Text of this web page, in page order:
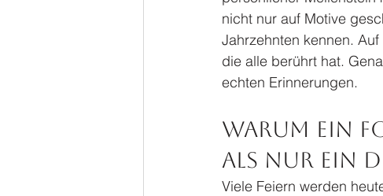
nicht nur auf Motive
Jahrzehnten kennen.
die alle berührt hat.
echten Erinnerungen.
Warum ein
als nur ein
Viele Feiern werden